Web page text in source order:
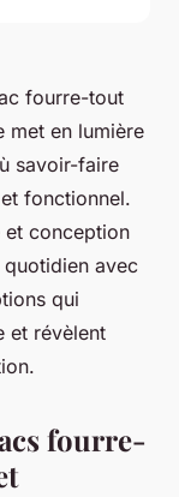
fourre-tout
met en lumière
savoir-faire
fonctionnel.
et conception
avec
qui
et révèlent
fourre-